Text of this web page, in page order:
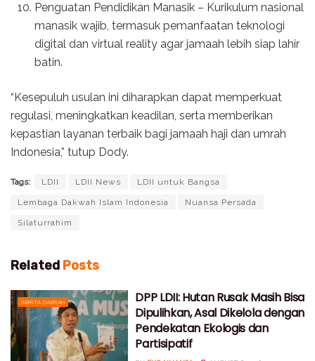
Penguatan Pendidikan Manasik – Kurikulum nasional
manasik wajib, termasuk pemanfaatan teknologi
digital dan virtual reality agar jamaah lebih siap lahir
batin.
“Kesepuluh usulan ini diharapkan dapat memperkuat
regulasi, meningkatkan keadilan, serta memberikan
kepastian layanan terbaik bagi jamaah haji dan umrah
Indonesia,” tutup Dody.
Tags: LDII LDII News LDII untuk Bangsa
Lembaga Dakwah Islam Indonesia Nuansa Persada
Silaturrahim
Related Posts
BERITA DAERAH
DPP LDII: Hutan Rusak Masih Bisa
Dipulihkan, Asal Dikelola dengan
Pendekatan Ekologis dan
Partisipatif